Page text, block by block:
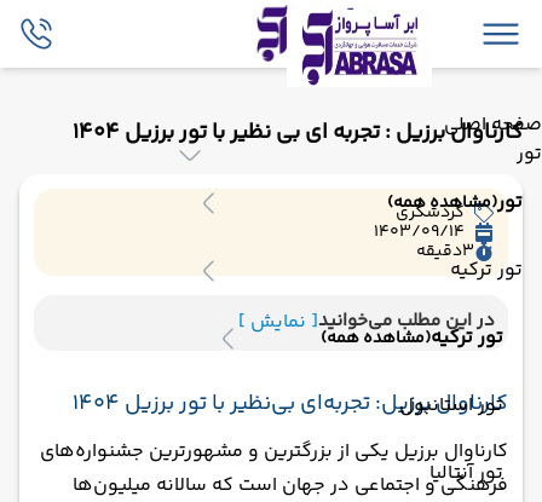
صفحه اصلی
تور
تور(مشاهده همه)
تور ترکیه
تور ترکیه(مشاهده همه)
تور استانبول
تور آنتالیا
کارناوال برزیل : تجربه ای بی نظیر با تور برزیل 1404
گردشگری
1403/09/14
3دقیقه
در این مطلب می‌خوانید[ نمایش ]
کارناوال برزیل: تجربه‌ای بی‌نظیر با تور برزیل 1404
کارناوال برزیل یکی از بزرگترین و مشهورترین جشنواره‌های
فرهنگی و اجتماعی در جهان است که سالانه میلیون‌ها